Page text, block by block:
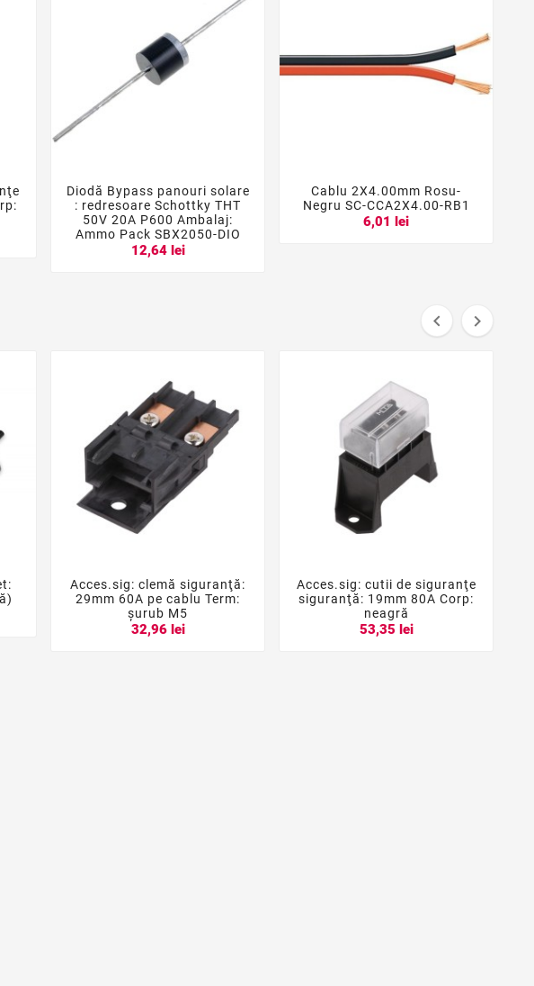
  
Diodă Bypass panouri solare
: redresoare Schottky THT
50V 20A P600 Ambalaj:
Ammo Pack SBX2050-DIO
12,64 lei
  
Cablu 2X4.00mm Rosu-
Negru SC-CCA2X4.00-RB1
6,01 lei
 
  
Acces.sig: clemă siguranţă:
29mm 60A pe cablu Term:
şurub M5
32,96 lei
  
Acces.sig: cutii de siguranţe
siguranţă: 19mm 80A Corp:
neagră
53,35 lei